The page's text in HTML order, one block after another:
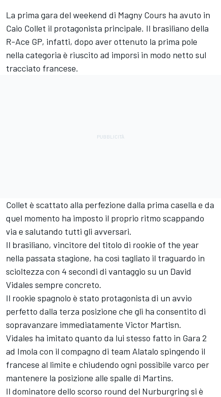
La prima gara del weekend di Magny Cours ha avuto in
Caio Collet il protagonista principale. Il brasiliano della
R-Ace GP, infatti, dopo aver ottenuto la prima pole
nella categoria è riuscito ad imporsi in modo netto sul
tracciato francese.
Collet è scattato alla perfezione dalla prima casella e da
quel momento ha imposto il proprio ritmo scappando
via e salutando tutti gli avversari.
Il brasiliano, vincitore del titolo di rookie of the year
nella passata stagione, ha così tagliato il traguardo in
scioltezza con 4 secondi di vantaggio su un David
Vidales sempre concreto.
Il rookie spagnolo è stato protagonista di un avvio
perfetto dalla terza posizione che gli ha consentito di
sopravanzare immediatamente Victor Martisn.
Vidales ha imitato quanto da lui stesso fatto in Gara 2
ad Imola con il compagno di team Alatalo spingendo il
francese al limite e chiudendo ogni possibile varco per
mantenere la posizione alle spalle di Martins.
Il dominatore dello scorso round del Nurburgring si è